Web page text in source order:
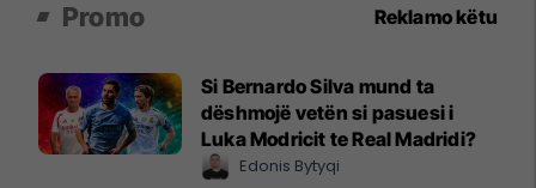
Promo Reklamo këtu
Si Bernardo Silva mund ta
dëshmojë vetën si pasuesi i
Luka Modricit te Real Madridi?
Edonis Bytyqi